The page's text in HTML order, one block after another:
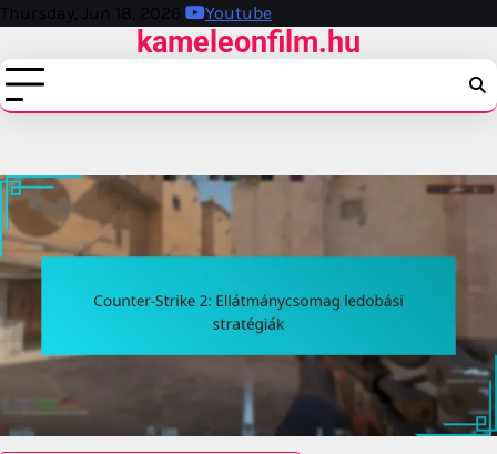
Skip
content
Thursday, Jun 18, 2026 Youtube
kameleonfilm.hu